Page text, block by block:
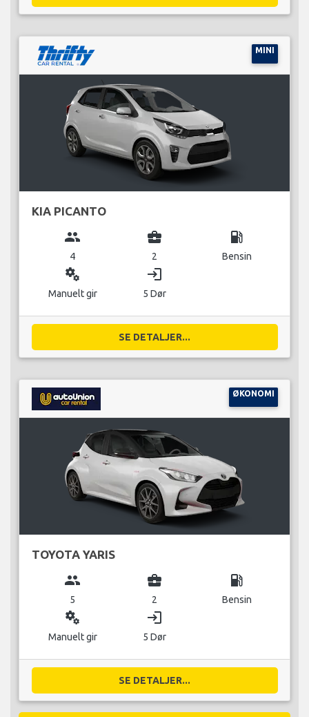
MINI
KIA PICANTO
group
4
business_center
2
local_gas_station
Bensin
miscellaneous_services
Manuelt gir
login
5 Dør
SE DETALJER...
ØKONOMI
TOYOTA YARIS
group
5
business_center
2
local_gas_station
Bensin
miscellaneous_services
Manuelt gir
login
5 Dør
SE DETALJER...